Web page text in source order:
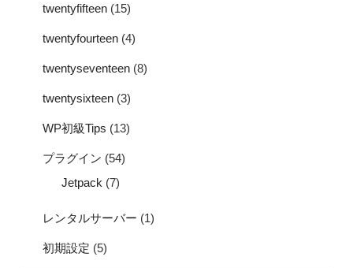
twentyfifteen (15)
twentyfourteen (4)
twentyseventeen (8)
twentysixteen (3)
WP初級Tips (13)
プラグイン (54)
Jetpack (7)
レンタルサーバー (1)
初期設定 (5)